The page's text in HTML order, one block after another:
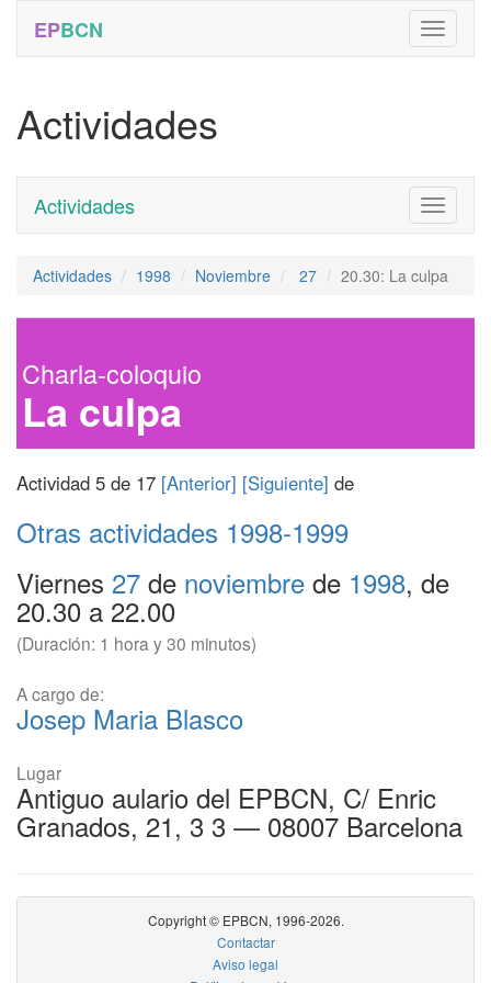
EPBCN
Actividades
Toggle
Actividades
Actividades 1998 Noviembre 27 20.30: La culpa
Charla-coloquio
La culpa
Actividad 5 de 17 [Anterior] [Siguiente] de
Otras actividades 1998-1999
Viernes 27 de noviembre de 1998, de
20.30 a 22.00
(Duración: 1 hora y 30 minutos)
A cargo de:
Josep Maria Blasco
Lugar
Antiguo aulario del EPBCN, C/ Enric
Granados, 21, 3 3 — 08007 Barcelona
Copyright © EPBCN, 1996-2026.
Contactar
Aviso legal